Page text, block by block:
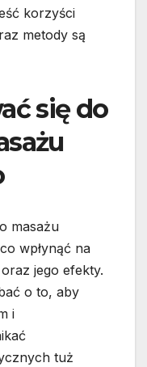
korzyści
metody są
się do
masażu
wpłynąć na
jego efekty.
o to, aby
i
tuż